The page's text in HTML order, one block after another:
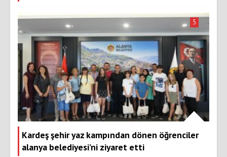
Kardeş şehir yaz kampından dönen öğrenciler
alanya belediyesi’ni ziyaret etti
5